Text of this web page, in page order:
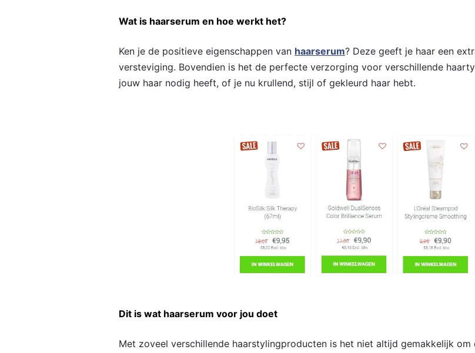
Wat is haarserum en hoe werkt het?
Ken je de positieve eigenschappen van haarserum? Deze geeft je haar een
versteviging. Bovendien is het de perfecte verzorging voor verschillende
jouw haar nodig heeft, of je nu krullend, stijl of gekleurd haar hebt.
Dit is wat haarserum voor jou doet
Met zoveel verschillende haarstylingproducten is het niet altijd gemakkelijk